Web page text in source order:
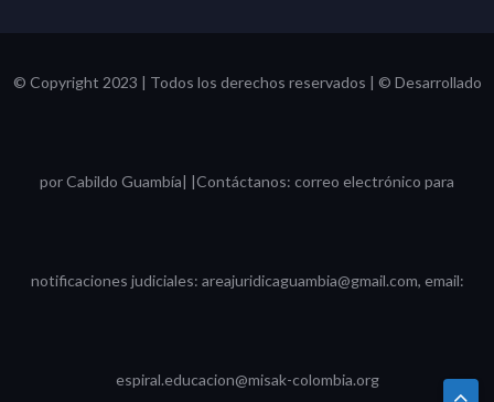
© Copyright 2023 | Todos los derechos reservados | © Desarrollado
por Cabildo Guambía| |Contáctanos: correo electrónico para
notificaciones judiciales: areajuridicaguambia@gmail.com, email:
espiral.educacion@misak-colombia.org